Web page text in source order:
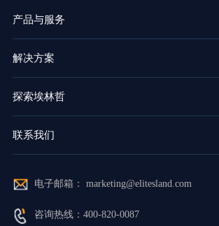
产品与服务
解决方案
探索埃林哲
联系我们
电子邮箱： marketing@elitesland.com
咨询热线：400-820-0087